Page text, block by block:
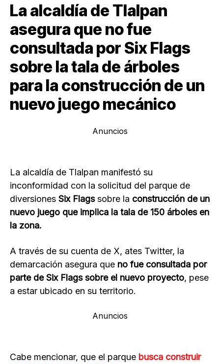
La alcaldía de Tlalpan
asegura que no fue
consultada por Six Flags
sobre la tala de árboles
para la construcción de un
nuevo juego mecánico
Anuncios
La alcaldía de Tlalpan manifestó su
inconformidad con la solicitud del parque de
diversiones Six Flagssobre la construcción de un
nuevo juego que implica la tala de 150 árboles en
la zona.
A través de su cuenta de X, ates Twitter, la
demarcación asegura que no fue consultada por
parte de Six Flags sobre el nuevo proyecto, pese
a estar ubicado en su territorio.
Anuncios
Cabe mencionar, que el parque busca construir